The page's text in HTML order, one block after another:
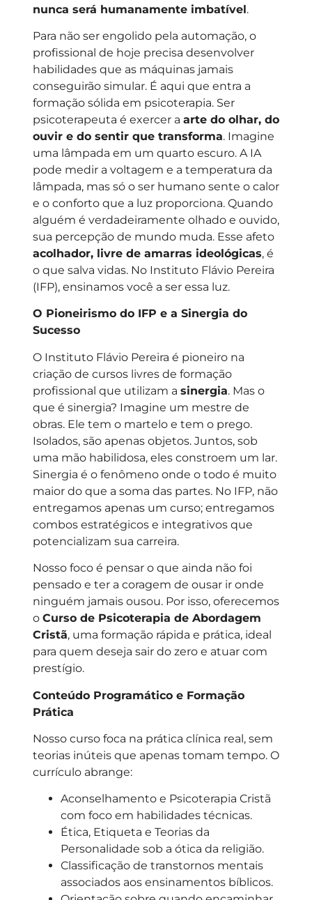
nunca será humanamente imbatível.
Para não ser engolido pela automação, o
profissional de hoje precisa desenvolver
habilidades que as máquinas jamais
conseguirão simular. É aqui que entra a
formação sólida em psicoterapia. Ser
psicoterapeuta é exercer a arte do olhar, do
ouvir e do sentir que transforma. Imagine
uma lâmpada em um quarto escuro. A IA
pode medir a voltagem e a temperatura da
lâmpada, mas só o ser humano sente o calor
e o conforto que a luz proporciona. Quando
alguém é verdadeiramente olhado e ouvido,
sua percepção de mundo muda. Esse afeto
acolhador, livre de amarras ideológicas, é
o que salva vidas. No Instituto Flávio Pereira
(IFP), ensinamos você a ser essa luz.
O Pioneirismo do IFP e a Sinergia do
Sucesso
O Instituto Flávio Pereira é pioneiro na
criação de cursos livres de formação
profissional que utilizam a sinergia. Mas o
que é sinergia? Imagine um mestre de
obras. Ele tem o martelo e tem o prego.
Isolados, são apenas objetos. Juntos, sob
uma mão habilidosa, eles constroem um lar.
Sinergia é o fenômeno onde o todo é muito
maior do que a soma das partes. No IFP, não
entregamos apenas um curso; entregamos
combos estratégicos e integrativos que
potencializam sua carreira.
Nosso foco é pensar o que ainda não foi
pensado e ter a coragem de ousar ir onde
ninguém jamais ousou. Por isso, oferecemos
o Curso de Psicoterapia de Abordagem
Cristã, uma formação rápida e prática, ideal
para quem deseja sair do zero e atuar com
prestígio.
Conteúdo Programático e Formação
Prática
Nosso curso foca na prática clínica real, sem
teorias inúteis que apenas tomam tempo. O
currículo abrange:
Aconselhamento e Psicoterapia Cristã
com foco em habilidades técnicas.
Ética, Etiqueta e Teorias da
Personalidade sob a ótica da religião.
Classificação de transtornos mentais
associados aos ensinamentos bíblicos.